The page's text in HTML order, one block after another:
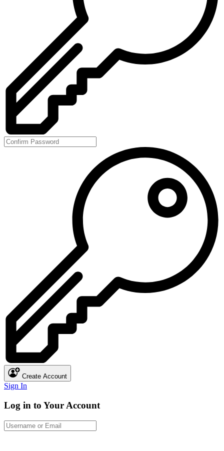
Create Account
Sign In
Log in to Your Account